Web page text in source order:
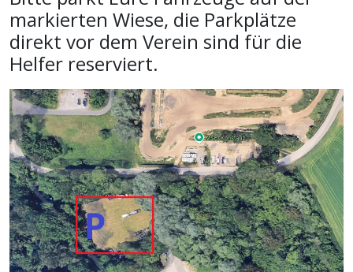
markierten Wiese, die Parkplätze
direkt vor dem Verein sind für die
Helfer reserviert.